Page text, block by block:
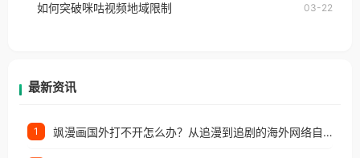
户收听网易云音乐地区版权限制」的问题，无论人在
如何突破咪咕视频地域限制 03-22
最新资讯
1 飒漫画国外打不开怎么办？从追漫到追剧的海外网络自由之路